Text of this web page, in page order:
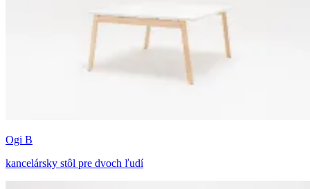
Ogi B
kancelársky stôl pre dvoch ľudí